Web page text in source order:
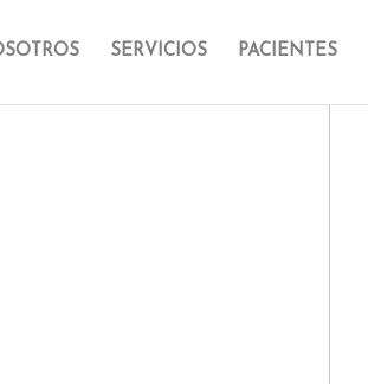
SERVICIOS PACIENTES